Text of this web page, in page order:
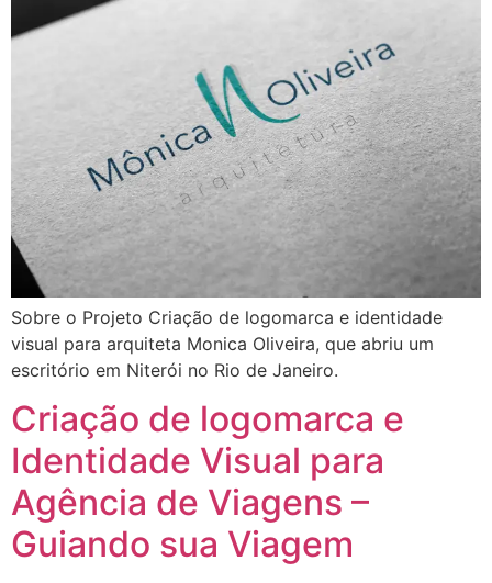
Sobre o Projeto Criação de logomarca e identidade
visual para arquiteta Monica Oliveira, que abriu um
escritório em Niterói no Rio de Janeiro.
Criação de logomarca e
Identidade Visual para
Agência de Viagens –
Guiando sua Viagem